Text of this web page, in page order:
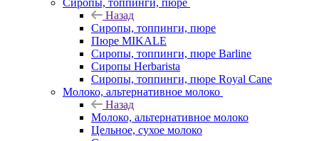
Сиропы, топпинги, пюре
Назад
Сиропы, топпинги, пюре
Пюре MIKALE
Сиропы, топпинги, пюре Barline
Сиропы Herbarista
Сиропы, топпинги, пюре Royal Cane
Молоко, альтернативное молоко
Назад
Молоко, альтернативное молоко
Цельное, сухое молоко